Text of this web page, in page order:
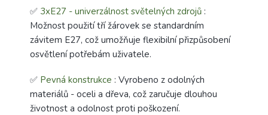
✅ 3xE27 - univerzálnost světelných zdrojů :
Možnost použití tří žárovek se standardním
závitem E27, což umožňuje flexibilní přizpůsobení
osvětlení potřebám uživatele.
✅ Pevná konstrukce : Vyrobeno z odolných
materiálů - oceli a dřeva, což zaručuje dlouhou
životnost a odolnost proti poškození.